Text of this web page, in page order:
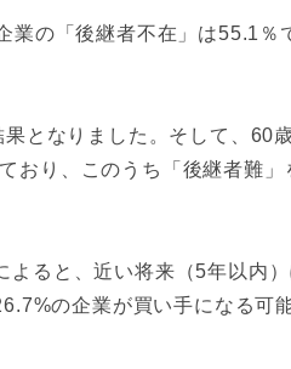
業の「後継者不在」は55.1％
となりました。そして、60
おり、このうち「後継者難」
よると、近い将来（5年以内）
の企業が買い手になる可